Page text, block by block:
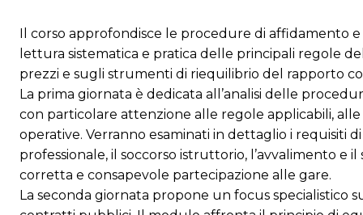
Il corso approfondisce le procedure di affidamento
lettura sistematica e pratica delle principali regole
prezzi e sugli strumenti di riequilibrio del rapporto
La prima giornata è dedicata all’analisi delle
con particolare attenzione alle regole applicabili,
operative. Verranno esaminati in dettaglio i requisiti
professionale, il soccorso istruttorio, l’avvalimento
corretta e consapevole partecipazione alle gare.
La seconda giornata propone un focus specialistico